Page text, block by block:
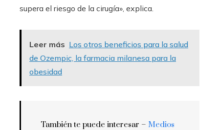
supera el riesgo de la cirugía», explica.
Leer más Los otros beneficios para la salud
de Ozempic, la farmacia milanesa para la
obesidad
También te puede interesar – Medios